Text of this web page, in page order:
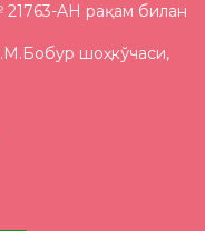
AH рақам билан
шоҳкўчаси,